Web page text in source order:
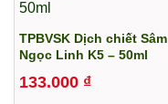
TPBVSK Dịch chiết Sâm
Ngọc Linh K5 – 50ml
133.000 ₫